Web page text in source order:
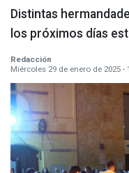
Distintas
los próximos días
Redacción
Miércoles 29 de enero de 2025 -